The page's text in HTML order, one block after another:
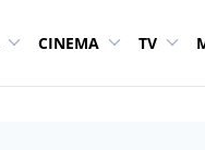
CINEMA TV